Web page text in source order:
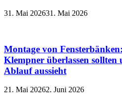
31. Mai 202631. Mai 2026
Montage von
Klempner überlassen
Ablauf aussieht
21. Mai 20262. Juni 2026